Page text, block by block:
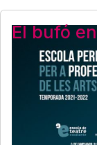
El bufó